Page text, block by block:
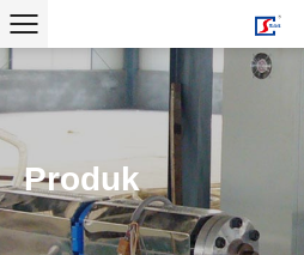
Produk